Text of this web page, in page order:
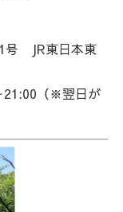
号 JR東日本東
21:00（※翌日が